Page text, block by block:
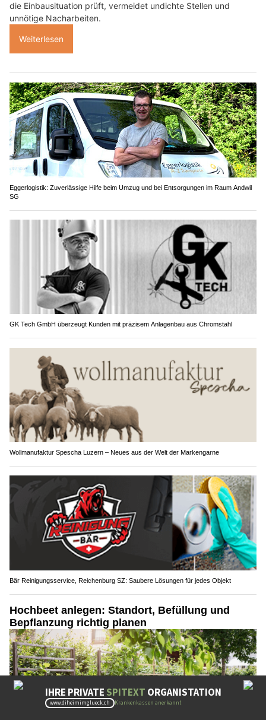
die Einbausituation prüft, vermeidet undichte Stellen und
unnötige Nacharbeiten.
Weiterlesen
Eggerlogistik: Zuverlässige Hilfe beim Umzug und bei Entsorgungen im Raum Andwil
SG
GK Tech GmbH überzeugt Kunden mit präzisem Anlagenbau aus Chromstahl
Wollmanufaktur Spescha Luzern – Neues aus der Welt der Markengarne
Bär Reinigungsservice, Reichenburg SZ: Saubere Lösungen für jedes Objekt
Hochbeet anlegen: Standort, Befüllung und
Bepflanzung richtig planen